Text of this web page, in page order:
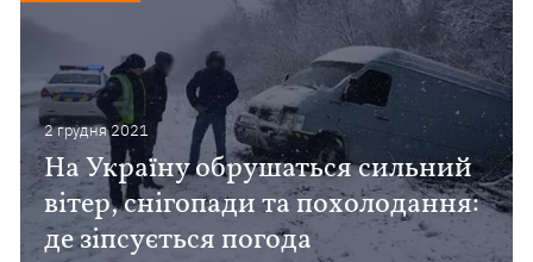
2 грудня 2021
На Україну обрушаться сильний
вітер, снігопади та похолодання:
де зіпсується погода